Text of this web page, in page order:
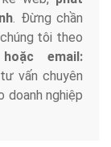
. Đừng chần
tôi theo
email:
vấn chuyên
doanh nghiệp